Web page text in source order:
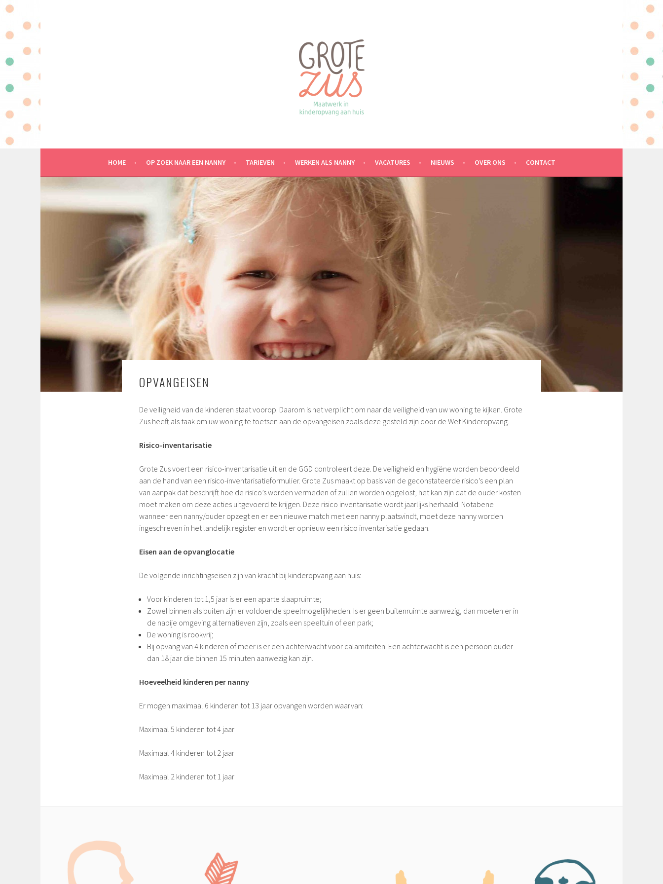
inhoud
HOME OP ZOEK NAAR EEN NANNY TARIEVEN WERKEN ALS NANNY VACATURES NIEUWS OVER ONS CONTACT
OPVANGEISEN
De veiligheid van de kinderen staat voorop. Daarom is het verplicht om naar de veiligheid van uw woning te kijken. Grote
Zus heeft als taak om uw woning te toetsen aan de opvangeisen zoals deze gesteld zijn door de Wet Kinderopvang.
Risico-inventarisatie
Grote Zus voert een risico-inventarisatie uit en de GGD controleert deze. De veiligheid en hygiëne worden beoordeeld
aan de hand van een risico-inventarisatieformulier. Grote Zus maakt op basis van de geconstateerde risico’s een plan
van aanpak dat beschrijft hoe de risico’s worden vermeden of zullen worden opgelost, het kan zijn dat de ouder kosten
moet maken om deze acties uitgevoerd te krijgen. Deze risico inventarisatie wordt jaarlijks herhaald. Notabene
wanneer een nanny/ouder opzegt en er een nieuwe match met een nanny plaatsvindt, moet deze nanny worden
ingeschreven in het landelijk register en wordt er opnieuw een risico inventarisatie gedaan.
Eisen aan de opvanglocatie
De volgende inrichtingseisen zijn van kracht bij kinderopvang aan huis:
Voor kinderen tot 1,5 jaar is er een aparte slaapruimte;
Zowel binnen als buiten zijn er voldoende speelmogelijkheden. Is er geen buitenruimte aanwezig, dan moeten er in
de nabije omgeving alternatieven zijn, zoals een speeltuin of een park;
De woning is rookvrij;
Bij opvang van 4 kinderen of meer is er een achterwacht voor calamiteiten. Een achterwacht is een persoon ouder
dan 18 jaar die binnen 15 minuten aanwezig kan zijn.
Hoeveelheid kinderen per nanny
Er mogen maximaal 6 kinderen tot 13 jaar opvangen worden waarvan:
Maximaal 5 kinderen tot 4 jaar
Maximaal 4 kinderen tot 2 jaar
Maximaal 2 kinderen tot 1 jaar